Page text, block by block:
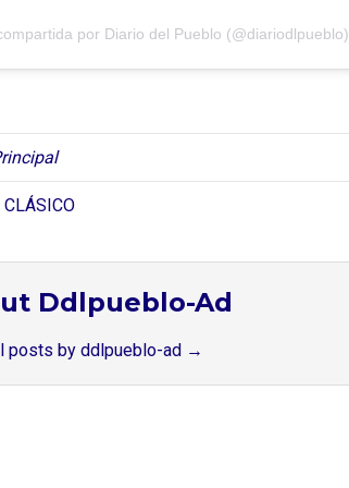
por Diario del Pueblo (@diariodlpueblo)
Ddlpueblo-Ad
posts by ddlpueblo-ad →